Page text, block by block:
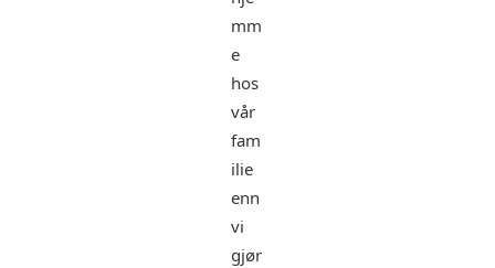
mm
e
hos
vår
fam
ilie
enn
vi
gjør